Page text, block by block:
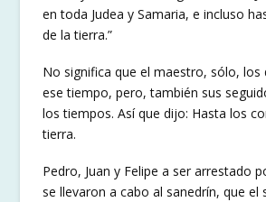
en toda Judea y Samaria, e incluso
de la tierra.”
No significa que el maestro, sólo, los
ese tiempo, pero, también sus
los tiempos. Así que dijo: Hasta los
tierra.
Pedro, Juan y Felipe a ser arrestado
se llevaron a cabo al sanedrín, que el